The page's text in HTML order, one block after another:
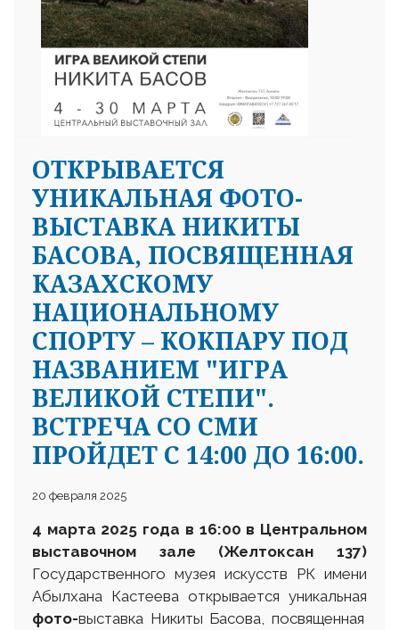
ОТКРЫВАЕТСЯ
УНИКАЛЬНАЯ ФОТО-
ВЫСТАВКА НИКИТЫ
БАСОВА, ПОСВЯЩЕННАЯ
КАЗАХСКОМУ
НАЦИОНАЛЬНОМУ
СПОРТУ – КОКПАРУ ПОД
НАЗВАНИЕМ "ИГРА
ВЕЛИКОЙ СТЕПИ".
ВСТРЕЧА СО СМИ
ПРОЙДЕТ С 14:00 ДО 16:00.
20 февраля 2025
4 марта 2025 года в 16:00 в Центральном
выставочном зале (Желтоксан 137)
Государственного музея искусств РК имени
Абылхана Кастеева открывается уникальная
фото-выставка Никиты Басова, посвященная